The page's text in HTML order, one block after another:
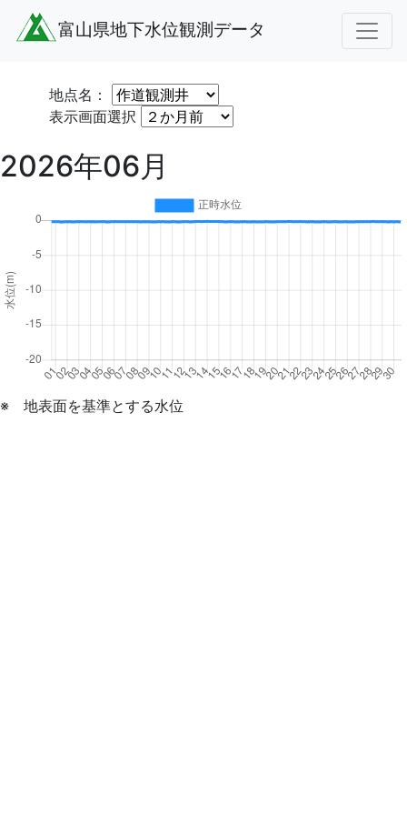
富山県地下水位観測データ
地点名：
表示画面選択
2026年06月
※ 地表面を基準とする水位